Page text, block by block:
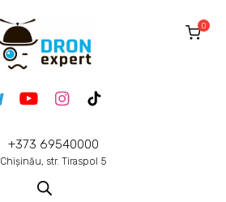
+373 69540000
Chișinău, str. Tiraspol 5
0